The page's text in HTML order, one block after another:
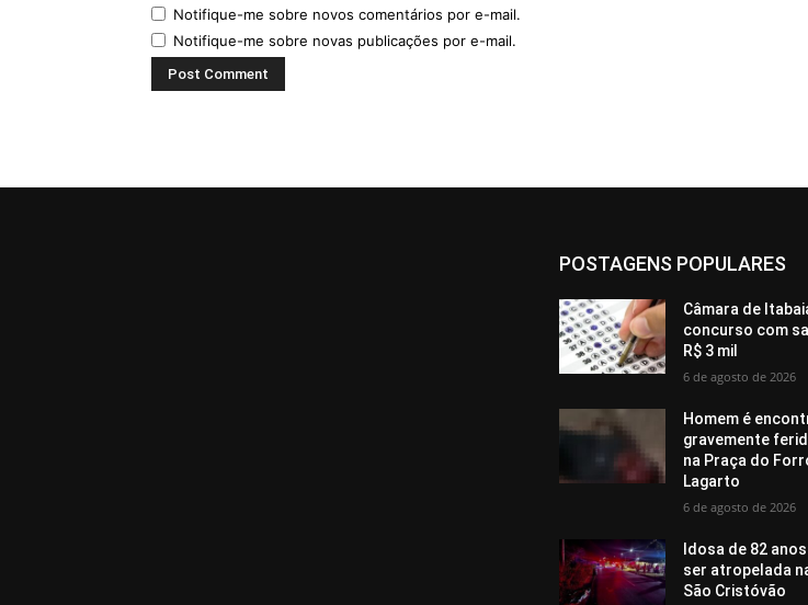
Notifique-me sobre novos comentários por e-mail.
Notifique-me sobre novas publicações por e-mail.
POSTAGENS POPULARES
Câmara de
concurso com
R$ 3 mil
6 de agosto de 2026
Homem é
gravemente
na Praça do
Lagarto
6 de agosto de 2026
Idosa de 82
ser atropelada
São Cristóvão